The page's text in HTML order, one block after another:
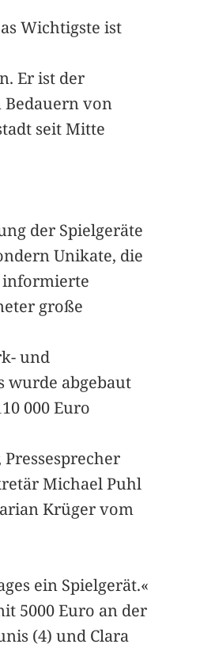
Wichtigste ist
Er ist der
von
seit Mitte
der Spielgeräte
Unikate, die
informierte
große
und
wurde abgebaut
000 Euro
Michael Puhl
Krüger vom
ein Spielgerät.«
5000 Euro an der
(4) und Clara